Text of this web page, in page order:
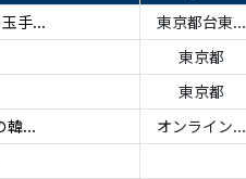
手...
東京都台東...
東京都
東京都
韓...
オンライン...